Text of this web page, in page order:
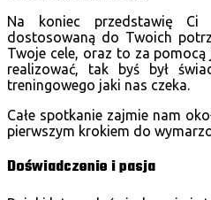
Na koniec przedstawię Ci
dostosowaną do Twoich
Twoje cele, oraz to za
realizować, tak byś był
treningowego jaki nas czeka.
Całe spotkanie zajmie nam
pierwszym krokiem do
Doświadczenie i pasja